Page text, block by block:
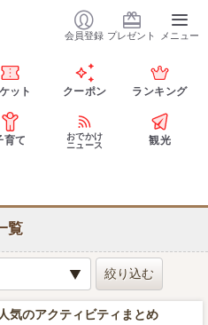
会員登録 プレゼント メニュー
ット クーポン ランキング
育て
おでかけ
ニュース
観光
覧
気のアクティビティまとめ